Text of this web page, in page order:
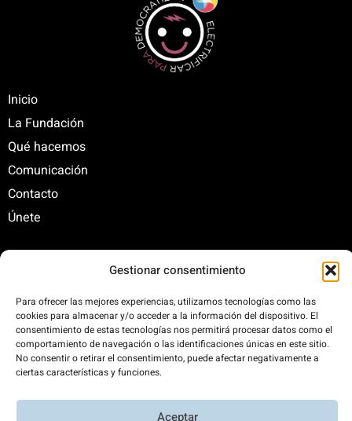
Gestionar consentimiento
Para ofrecer las mejores experiencias, utilizamos tecnologías como las
cookies para almacenar y/o acceder a la información del dispositivo. El
consentimiento de estas tecnologías nos permitirá procesar datos como el
comportamiento de navegación o las identificaciones únicas en este sitio.
No consentir o retirar el consentimiento, puede afectar negativamente a
ciertas características y funciones.
Aceptar
Inicio
La Fundación
Qué hacemos
Comunicación
Contacto
Únete
C/ Santa Engracia, 108. 5º Interior. Izda. 28003
+34 625 47 42 11
fundacion@fundacionrenovables.org
comunicacion@fundacionrenovables.org
300%. Web 100% impulsada por energías